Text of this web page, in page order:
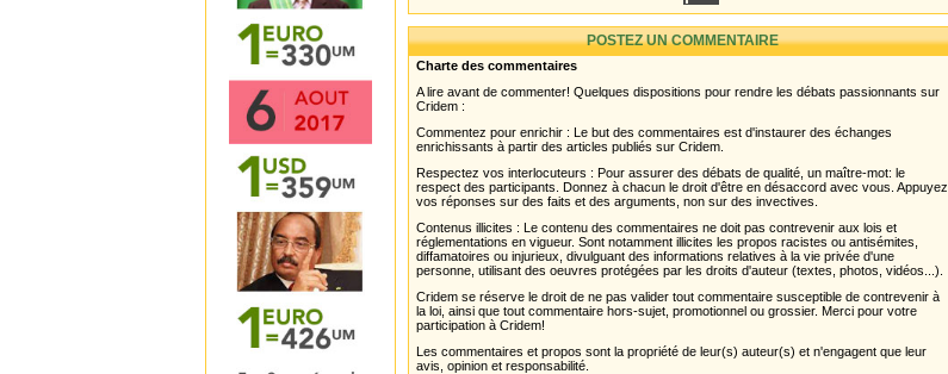
POSTEZ UN COMMENTAIRE
Charte des commentaires
A lire avant de commenter! Quelques dispositions pour rendre les débats passionnants sur
Cridem :
Commentez pour enrichir : Le but des commentaires est d'instaurer des échanges
enrichissants à partir des articles publiés sur Cridem.
Respectez vos interlocuteurs : Pour assurer des débats de qualité, un maître-mot: le
respect des participants. Donnez à chacun le droit d'être en désaccord avec vous. Appuyez
vos réponses sur des faits et des arguments, non sur des invectives.
Contenus illicites : Le contenu des commentaires ne doit pas contrevenir aux lois et
réglementations en vigueur. Sont notamment illicites les propos racistes ou antisémites,
diffamatoires ou injurieux, divulguant des informations relatives à la vie privée d'une
personne, utilisant des oeuvres protégées par les droits d'auteur (textes, photos, vidéos...).
Cridem se réserve le droit de ne pas valider tout commentaire susceptible de contrevenir à
la loi, ainsi que tout commentaire hors-sujet, promotionnel ou grossier. Merci pour votre
participation à Cridem!
Les commentaires et propos sont la propriété de leur(s) auteur(s) et n'engagent que leur
avis, opinion et responsabilité.